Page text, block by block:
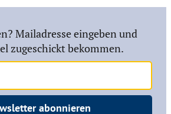
Mailadresse eingeben und
zugeschickt bekommen.
abonnieren